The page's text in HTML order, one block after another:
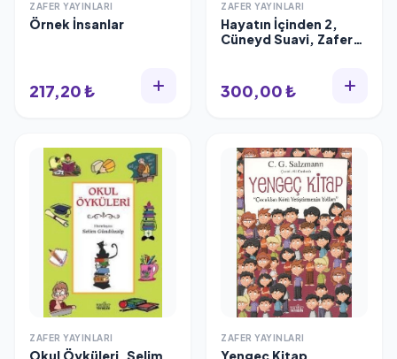
ZAFER YAYINLARI
Örnek İnsanlar
217,20 ₺
ZAFER YAYINLARI
Hayatın İçinden 2,
Cüneyd Suavi, Zafer
300,00 ₺
ZAFER YAYINLARI
Okul Öyküleri, Selim
ZAFER YAYINLARI
Yengeç Kitap